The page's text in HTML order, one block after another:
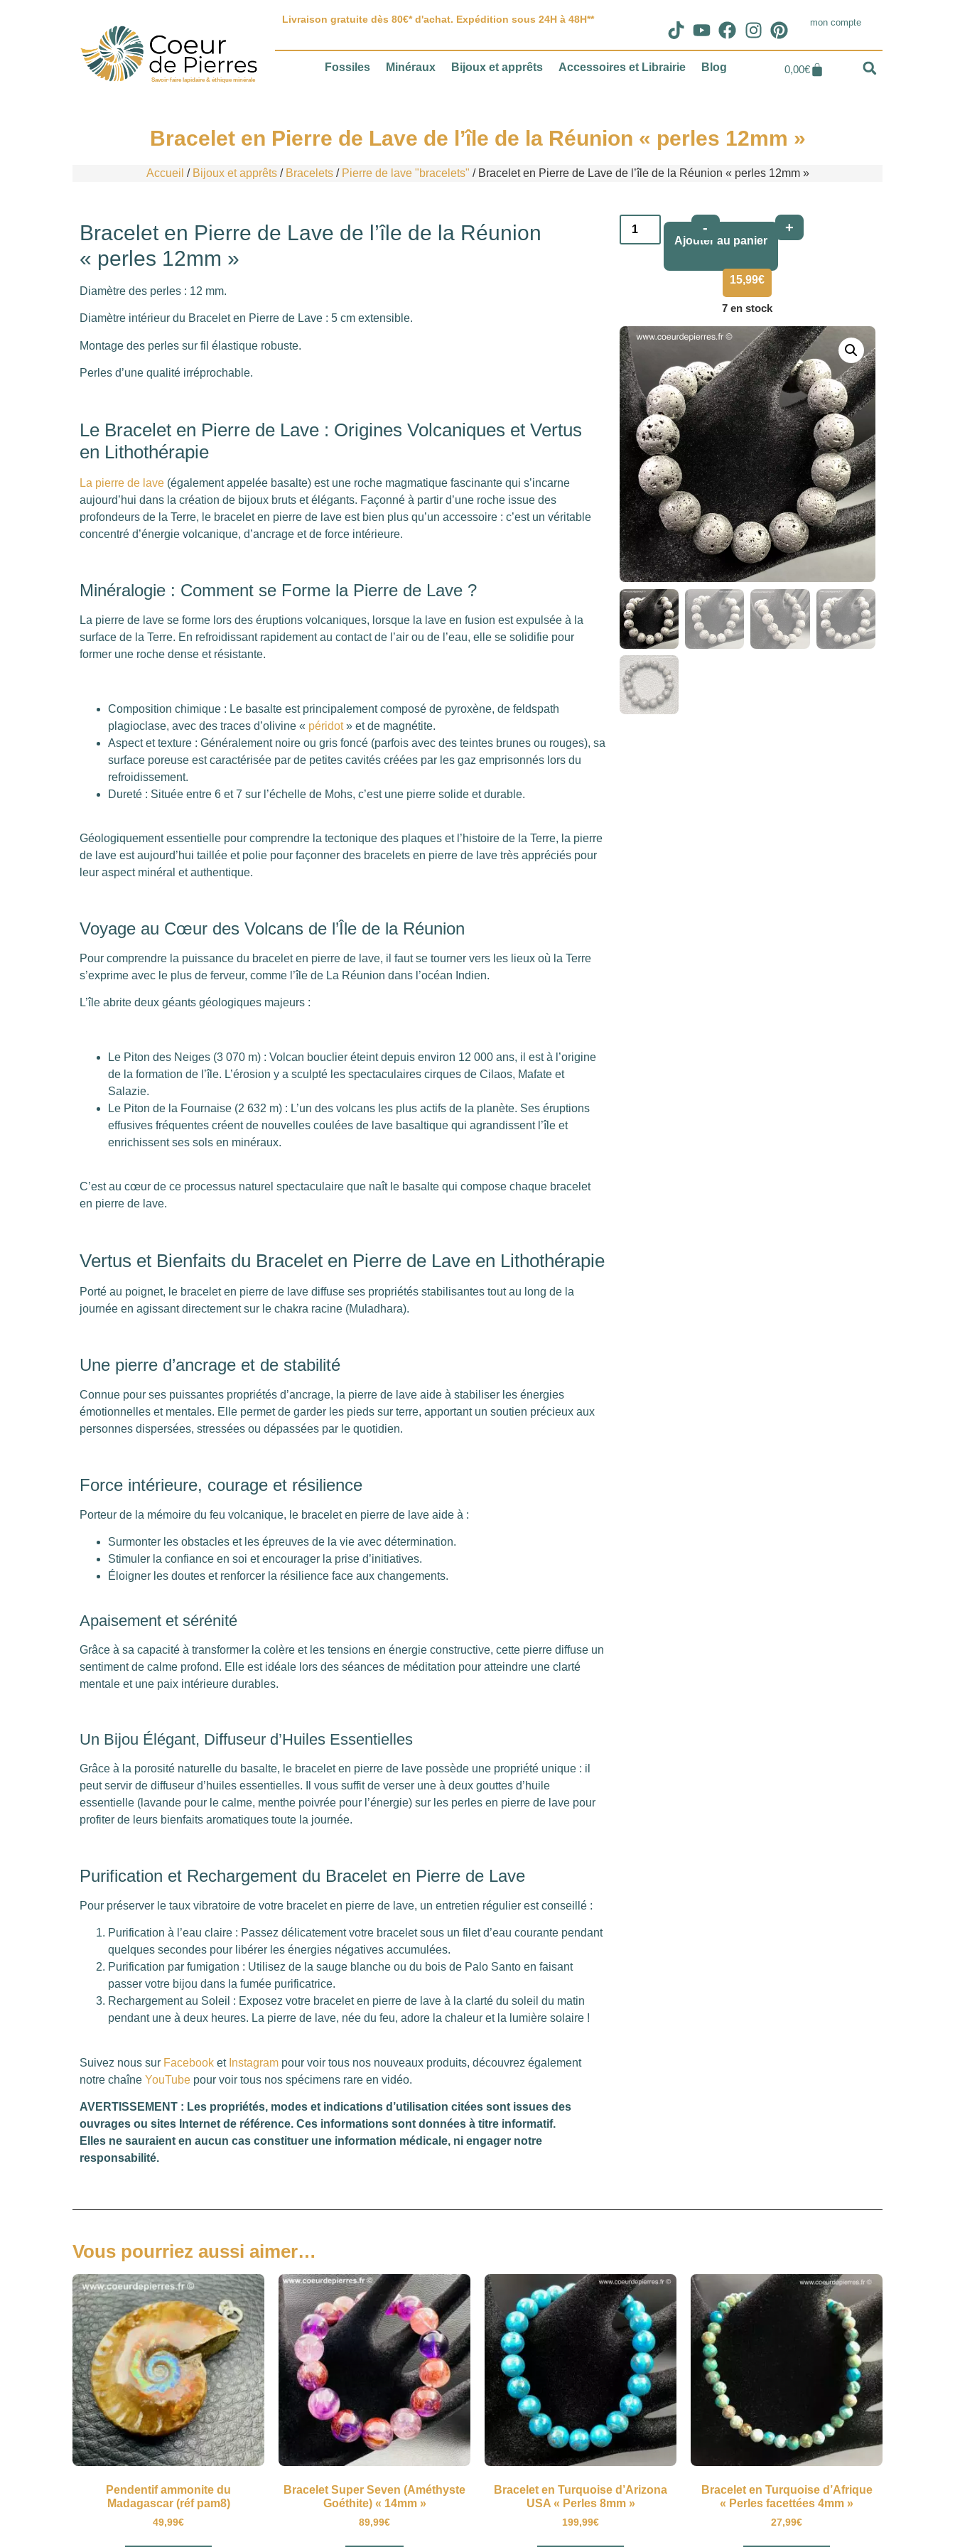
Savoir-faire lapidaire & éthique minérale
Livraison gratuite dès 80€* d'achat. Expédition sous 24H à 48H** mon compte
Fossiles Minéraux Bijoux et apprêts Accessoires et Librairie Blog 0,00€
Bracelet en Pierre de Lave de l’île de la Réunion « perles 12mm »
Accueil / Bijoux et apprêts/ Bracelets/ Pierre de lave "bracelets" / Bracelet en Pierre de Lave de l’île de la Réunion « perles 12mm »
Bracelet en Pierre de Lave de l’île de la Réunion
« perles 12mm »
Diamètre des perles : 12 mm.
Diamètre intérieur du Bracelet en Pierre de Lave : 5 cm extensible.
Montage des perles sur fil élastique robuste.
Perles d’une qualité irréprochable.
Le Bracelet en Pierre de Lave : Origines Volcaniques et Vertus
en Lithothérapie
La pierre de lave (également appelée basalte) est une roche magmatique fascinante qui s’incarne
aujourd’hui dans la création de bijoux bruts et élégants. Façonné à partir d’une roche issue des
profondeurs de la Terre, le bracelet en pierre de lave est bien plus qu’un accessoire : c’est un véritable
concentré d’énergie volcanique, d’ancrage et de force intérieure.
Minéralogie : Comment se Forme la Pierre de Lave ?
La pierre de lave se forme lors des éruptions volcaniques, lorsque la lave en fusion est expulsée à la
surface de la Terre. En refroidissant rapidement au contact de l’air ou de l’eau, elle se solidifie pour
former une roche dense et résistante.
Composition chimique : Le basalte est principalement composé de pyroxène, de feldspath
plagioclase, avec des traces d’olivine « péridot» et de magnétite.
Aspect et texture : Généralement noire ou gris foncé (parfois avec des teintes brunes ou rouges), sa
surface poreuse est caractérisée par de petites cavités créées par les gaz emprisonnés lors du
refroidissement.
Dureté : Située entre 6 et 7 sur l’échelle de Mohs, c’est une pierre solide et durable.
Géologiquement essentielle pour comprendre la tectonique des plaques et l’histoire de la Terre, la pierre
de lave est aujourd’hui taillée et polie pour façonner des bracelets en pierre de lave très appréciés pour
leur aspect minéral et authentique.
Voyage au Cœur des Volcans de l’Île de la Réunion
Pour comprendre la puissance du bracelet en pierre de lave, il faut se tourner vers les lieux où la Terre
s’exprime avec le plus de ferveur, comme l’île de La Réunion dans l’océan Indien.
L’île abrite deux géants géologiques majeurs :
Le Piton des Neiges (3 070 m) : Volcan bouclier éteint depuis environ 12 000 ans, il est à l’origine
de la formation de l’île. L’érosion y a sculpté les spectaculaires cirques de Cilaos, Mafate et
Salazie.
Le Piton de la Fournaise (2 632 m) : L’un des volcans les plus actifs de la planète. Ses éruptions
effusives fréquentes créent de nouvelles coulées de lave basaltique qui agrandissent l’île et
enrichissent ses sols en minéraux.
C’est au cœur de ce processus naturel spectaculaire que naît le basalte qui compose chaque bracelet
en pierre de lave.
Vertus et Bienfaits du Bracelet en Pierre de Lave en Lithothérapie
Porté au poignet, le bracelet en pierre de lave diffuse ses propriétés stabilisantes tout au long de la
journée en agissant directement sur le chakra racine (Muladhara).
Une pierre d’ancrage et de stabilité
Connue pour ses puissantes propriétés d’ancrage, la pierre de lave aide à stabiliser les énergies
émotionnelles et mentales. Elle permet de garder les pieds sur terre, apportant un soutien précieux aux
personnes dispersées, stressées ou dépassées par le quotidien.
Force intérieure, courage et résilience
Porteur de la mémoire du feu volcanique, le bracelet en pierre de lave aide à :
Surmonter les obstacles et les épreuves de la vie avec détermination.
Stimuler la confiance en soi et encourager la prise d’initiatives.
Éloigner les doutes et renforcer la résilience face aux changements.
Apaisement et sérénité
Grâce à sa capacité à transformer la colère et les tensions en énergie constructive, cette pierre diffuse un
sentiment de calme profond. Elle est idéale lors des séances de méditation pour atteindre une clarté
mentale et une paix intérieure durables.
Un Bijou Élégant, Diffuseur d’Huiles Essentielles
Grâce à la porosité naturelle du basalte, le bracelet en pierre de lave possède une propriété unique : il
peut servir de diffuseur d’huiles essentielles. Il vous suffit de verser une à deux gouttes d’huile
essentielle (lavande pour le calme, menthe poivrée pour l’énergie) sur les perles en pierre de lave pour
profiter de leurs bienfaits aromatiques toute la journée.
Purification et Rechargement du Bracelet en Pierre de Lave
Pour préserver le taux vibratoire de votre bracelet en pierre de lave, un entretien régulier est conseillé :
Purification à l’eau claire : Passez délicatement votre bracelet sous un filet d’eau courante pendant
quelques secondes pour libérer les énergies négatives accumulées.
Purification par fumigation : Utilisez de la sauge blanche ou du bois de Palo Santo en faisant
passer votre bijou dans la fumée purificatrice.
Rechargement au Soleil : Exposez votre bracelet en pierre de lave à la clarté du soleil du matin
pendant une à deux heures. La pierre de lave, née du feu, adore la chaleur et la lumière solaire !
Suivez nous sur Facebook et Instagram pour voir tous nos nouveaux produits, découvrez également
notre chaîne YouTube pour voir tous nos spécimens rare en vidéo.
AVERTISSEMENT : Les propriétés, modes et indications d’utilisation citées sont issues des
ouvrages ou sites Internet de référence. Ces informations sont données à titre informatif.
Elles ne sauraient en aucun cas constituer une information médicale, ni engager notre
responsabilité.
15,99€
7 en stock
- +
Ajouter au panier
Alternative:
Vous pourriez aussi aimer…
Pendentif ammonite du
Madagascar (réf pam8)
49,99€
Bracelet Super Seven (Améthyste
Goéthite) « 14mm »
89,99€
Bracelet en Turquoise d’Arizona
USA « Perles 8mm »
199,99€
Bracelet en Turquoise d’Afrique
« Perles facettées 4mm »
27,99€